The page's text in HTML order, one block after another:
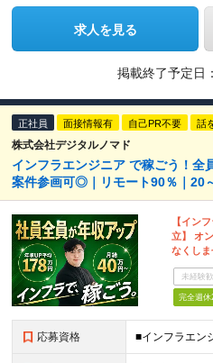
求人を見る
掲載終了予定日
正社員 面接情報有 自己PR不要 話
株式会社デジタルノマド
インフラエンジニア で稼ごう！全
案件参画可◎｜リモート90％｜20
【イン
立】 オ
なくしま
未経験
完全週休
応募資格